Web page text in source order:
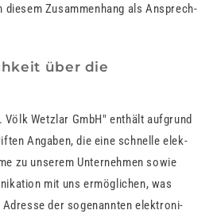
Zu­sam­men­hang als An­sprech­
über die
Wetzlar GmbH" ent­hält auf­grund
An­ga­ben, die eine schnel­le elek­
zu un­se­rem Un­ter­neh­men sowie
mit uns er­mög­li­chen, was
der so­ge­nann­ten elek­tro­ni­